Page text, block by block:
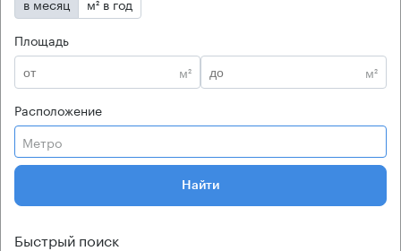
Площадь
м²
м²
Расположение
Метро
Найти
Быстрый поиск